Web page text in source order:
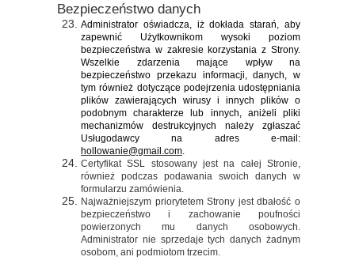
Bezpieczeństwo danych
Administrator oświadcza, iż dokłada starań, aby
zapewnić Użytkownikom wysoki poziom
bezpieczeństwa w zakresie korzystania z Strony.
Wszelkie zdarzenia mające wpływ na
bezpieczeństwo przekazu informacji, danych, w
tym również dotyczące podejrzenia udostępniania
plików zawierających wirusy i innych plików o
podobnym charakterze lub innych, aniżeli pliki
mechanizmów destrukcyjnych należy zgłaszać
Usługodawcy na adres e-mail:
hollowanie@gmail.com.
Certyfikat SSL stosowany jest na całej Stronie,
również podczas podawania swoich danych w
formularzu zamówienia.
Najważniejszym priorytetem Strony jest dbałość o
bezpieczeństwo i zachowanie poufności
powierzonych mu danych osobowych.
Administrator nie sprzedaje tych danych żadnym
osobom, ani podmiotom trzecim.